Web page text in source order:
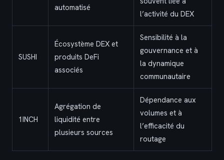
automatisé
l’activité du DEX
SUSHI
Écosystème DEX et
produits DeFi
associés
Sensibilité à la
gouvernance et à
la dynamique
communautaire
1INCH
Agrégation de
liquidité entre
plusieurs sources
Dépendance aux
volumes et à
l’efficacité du
routage